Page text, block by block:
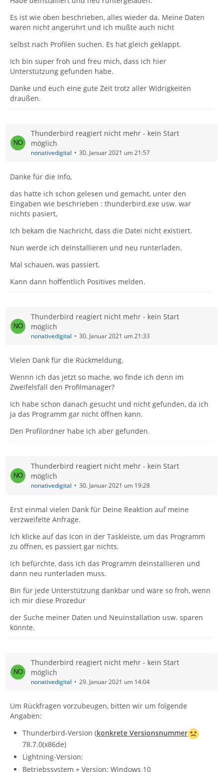
Es ist wie oben beschrieben, alles wieder da. Meine Daten
waren nicht angerührt und ich mußte auch nicht
selbst nach Profilen suchen. Es hat gleich geklappt.
Ich bin super froh und freu mich, dass ich hier
Unterstützung gefunden habe.
Danke und euch eine gute Zeit trotz aller Widrigkeiten
draußen.
Thunderbird reagiert nicht mehr - kein Start
möglich
nonativedigital 30. Januar 2021 um 21:57
Danke für die Info,
das hatte ich schon gelesen und gemacht, unter den
Eingaben wie beschrieben : thunderbird.exe usw. war
nichts pasiert,
Ich bekam die Nachricht, dass die Datei nicht existiert.
Nun werde ich deinstallieren und neu runterladen.
Mal schauen, was passiert.
Kann dann hoffentlich Positives melden.
Thunderbird reagiert nicht mehr - kein Start
möglich
nonativedigital 30. Januar 2021 um 21:33
Vielen Dank für die Rückmeldung.
Wennn ich das jetzt so mache, wo finde ich denn im
Zweifelsfall den Profilmanager?
Ich habe schon danach gesucht und nicht gefunden, da ich
ja das Programm gar nicht öffnen kann.
Den Profilordner habe ich aber gefunden.
Thunderbird reagiert nicht mehr - kein Start
möglich
nonativedigital 30. Januar 2021 um 19:28
Erst einmal vielen Dank für Deine Reaktion auf meine
verzweifelte Anfrage.
Ich klicke auf das Icon in der Taskleiste, um das Programm
zu öffnen, es passiert gar nichts.
Ich befürchte, dass ich das Programm deinstallieren und
dann neu runterladen muss.
Bin für jede Unterstützung dankbar und wäre so froh, wenn
ich mir diese Prozedur
der Suche meiner Daten und Neuinstallation usw. sparen
könnte.
Thunderbird reagiert nicht mehr - kein Start
möglich
nonativedigital 29. Januar 2021 um 14:04
Um Rückfragen vorzubeugen, bitten wir um folgende
Angaben:
Thunderbird-Version (konkrete Versionsnummer
78.7.0(x86de)
Lightning-Version:
Betriebssystem + Version: Windows 10